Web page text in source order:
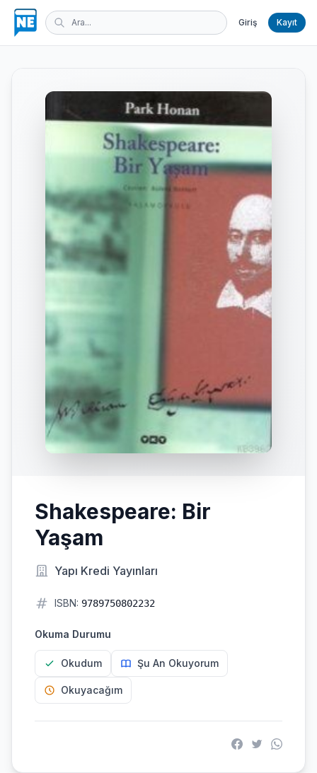
Giriş Kayıt
Shakespeare: Bir
Yaşam
Yapı Kredi Yayınları
ISBN: 9789750802232
Okuma Durumu
Okudum Şu An Okuyorum
Okuyacağım